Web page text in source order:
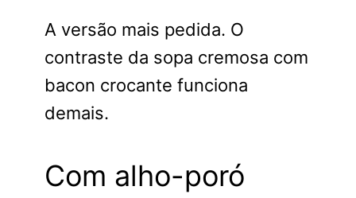
A versão mais pedida. O
contraste da sopa cremosa com
bacon crocante funciona
demais.
Com alho-poró